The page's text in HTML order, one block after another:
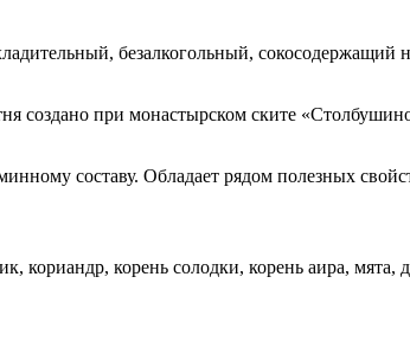
безалкогольный, сокосодержащий
создано при монастырском ските
составу. Обладает рядом полезных
кориандр, корень солодки, корень аира, мята,